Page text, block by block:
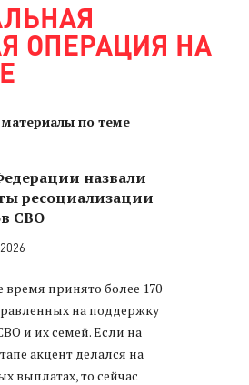
ОПЕРАЦИЯ НА
материалы по теме
назвали
ресоциализации
СВО
время принято более 170
на поддержку
и их семей. Если на
акцент делался на
выплатах, то сейчас